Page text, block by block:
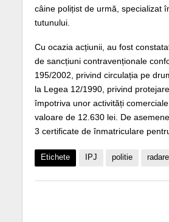
câine polițist de urmă, specializat
tutunului.
Cu ocazia acțiunii, au fost
de sancțiuni contravenționale
195/2002, privind circulația pe
la Legea 12/1990, privind
împotriva unor activități
valoare de 12.630 lei. De
3 certificate de înmatriculare
Etichete IPJ politie radare